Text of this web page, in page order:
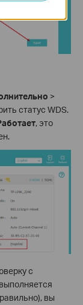
>
статус WDS.
, это
с
вы